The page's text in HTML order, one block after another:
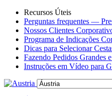
Recursos Úteis
Perguntas frequentes —
Nossos Clientes
Programa de Indicações
Dicas para Selecionar
Fazendo Pedidos Grandes
Instruções em Vídeo para